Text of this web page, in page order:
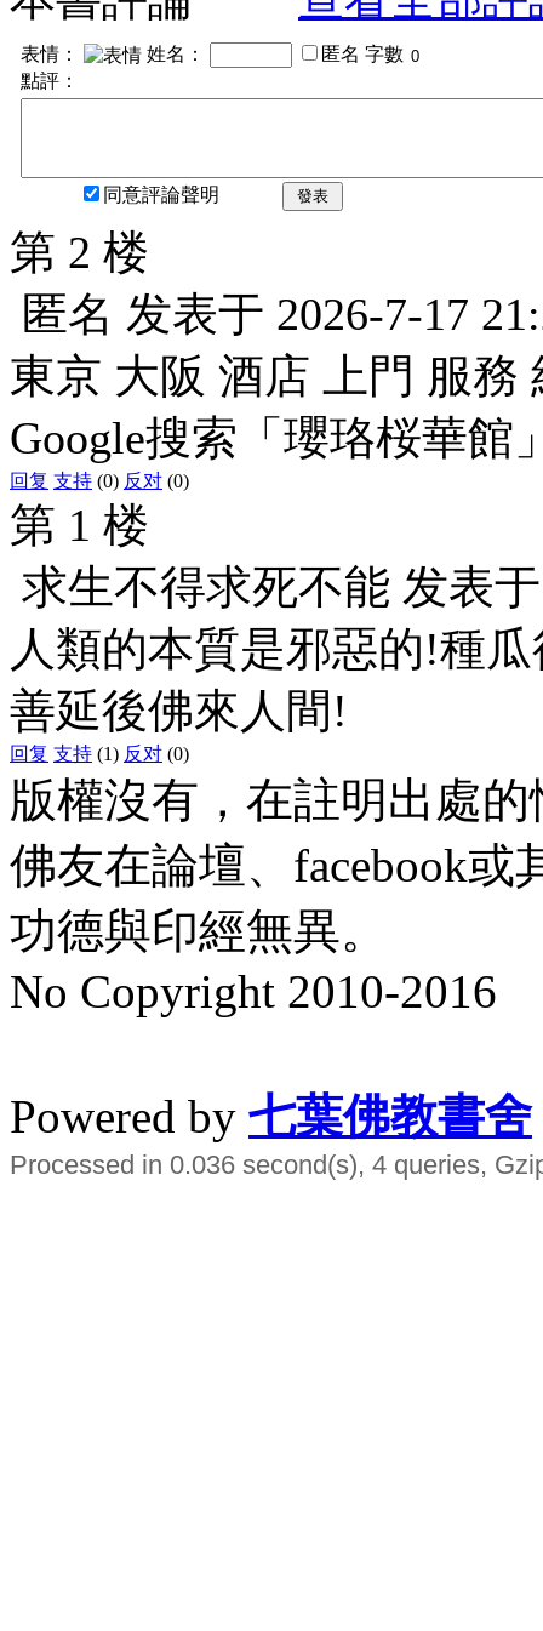
表情： 姓名： 匿名 字數
點評：
同意評論聲明 發表
第 2 楼
匿名 发表于 2026-7-17
東京 大阪 酒店 上門 服務
Google搜索「瓔珞桜華館
回复 支持 (0) 反对 (0)
第 1 楼
求生不得求死不能 发表
人類的本質是邪惡的!種
善延後佛來人間!
回复 支持 (1) 反对 (0)
版權沒有，在註明出處
佛友在論壇、facebook
功德與印經無異。
No Copyright 2010-2016
Powered by 七葉佛教書舍
Processed in 0.036 second(s), 4 queries,